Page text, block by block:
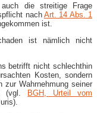
die streitige Frage
nach Art. 14 Abs. 1
ist.
ist nämlich nicht
betrifft nicht schlechthin
Kosten, sondern
Wahrnehmung seiner
(vgl. BGH, Urteil vom